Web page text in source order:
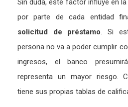
Sin duda, este factor influye en
por parte de cada entidad
solicitud de préstamo. Si
persona no va a poder cumplir
ingresos, el banco
representa un mayor riesgo.
tiene sus propias tablas de